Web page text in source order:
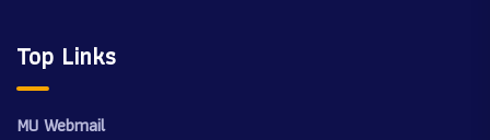
Top Links
MU Webmail